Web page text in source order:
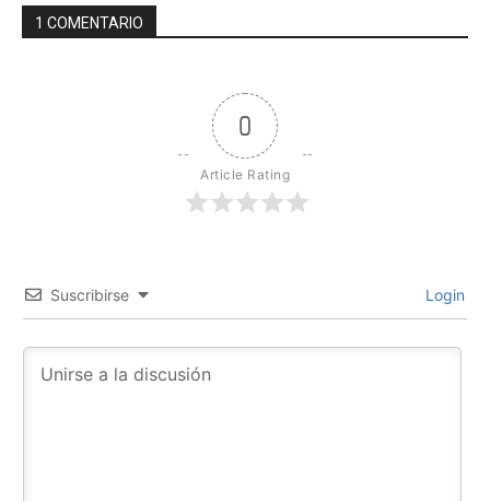
1 COMENTARIO
0
Article Rating
Suscribirse Login